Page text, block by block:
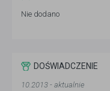
Nie dodano
DOŚWIADCZENIE
10.2013 - aktualnie